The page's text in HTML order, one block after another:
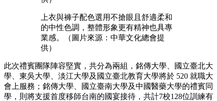
上衣與褲子配色選用不搶眼且舒適柔和
的中性色調，整體形象更有精神也具專
業感。（圖片來源：中華文化總會提
供）
此次禮賓團隊陣容堅實，共分為兩組，銘傳大學、國立臺北大
學、東吳大學、淡江大學及國立臺北教育大學將於 520 就職大
會上服務；銘傳大學、國立臺南大學及中國醫藥大學的禮賓同
學，則將支援首度移師台南的國宴接待，共計7校128位訓練有